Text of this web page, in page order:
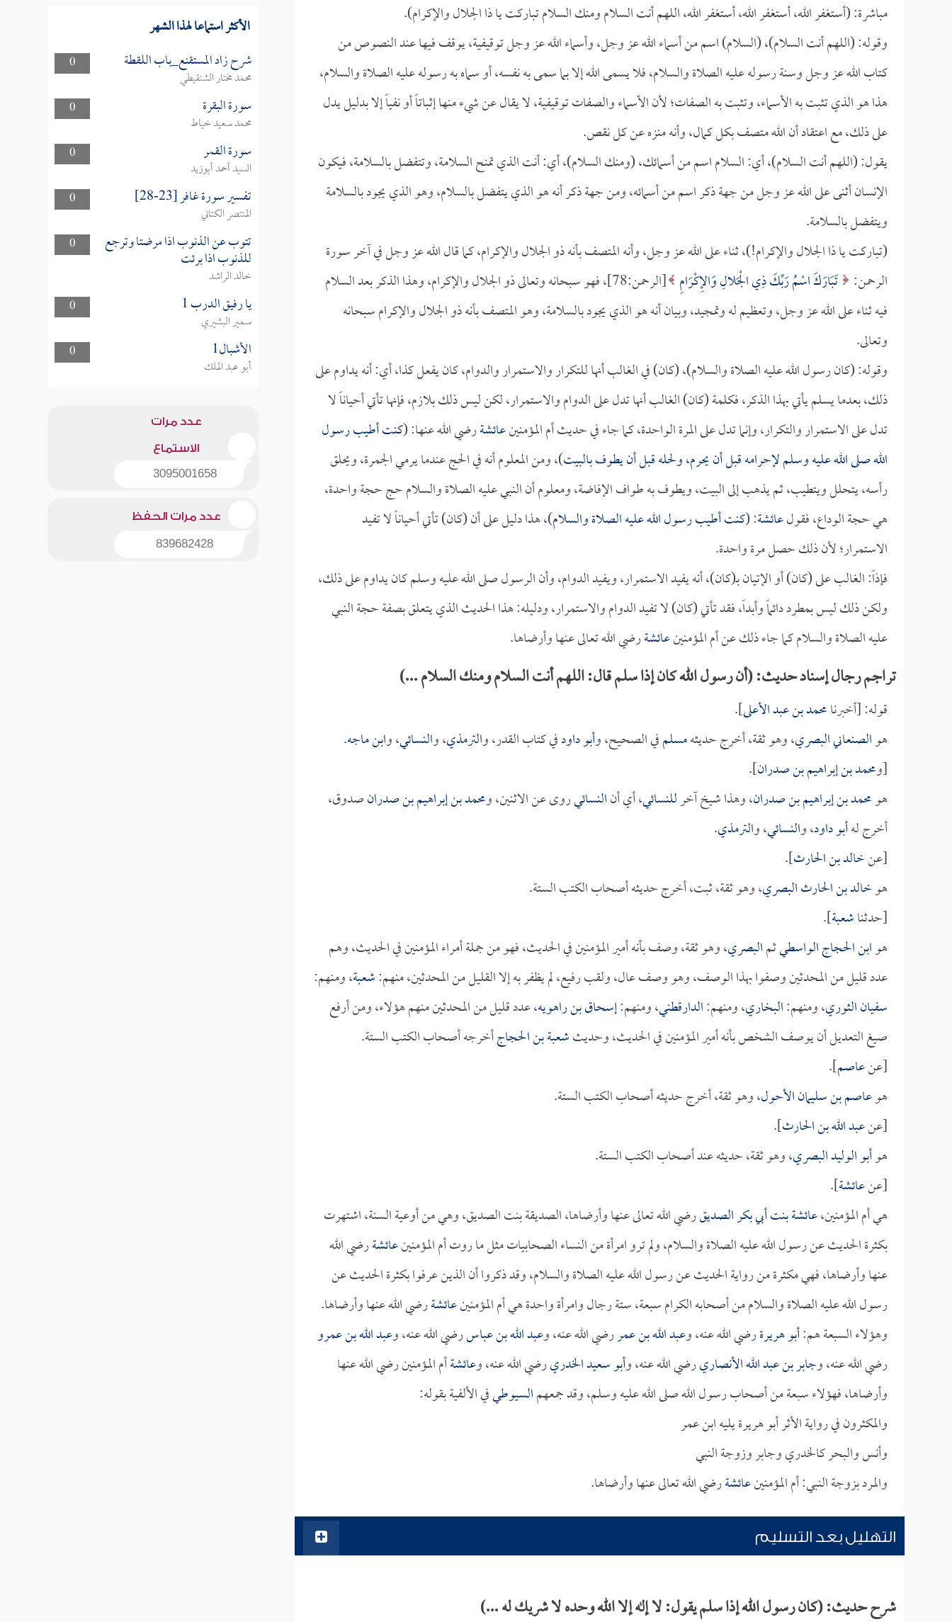
مباشرة: (أستغفر الله، أستغفر الله، أستغفر الله، اللهم أنت السلام ومنك السلام تباركت يا ذا الجلال والإكرام).
وقوله: (اللهم أنت السلام)، (السلام) اسم من أسماء الله عز وجل، وأسماء الله عز وجل توقيفية، يوقف فيها عند النصوص من
كتاب الله عز وجل وسنة رسوله عليه الصلاة والسلام، فلا يسمى الله إلا بما سمى به نفسه، أو سماه به رسوله عليه الصلاة والسلام،
هذا هو الذي تثبت به الأسماء، وتثبت به الصفات؛ لأن الأسماء والصفات توقيفية، لا يقال عن شيء منها إثباتاً أو نفياً إلا بدليل يدل
على ذلك، مع اعتقاد أن الله متصف بكل كمال، وأنه منزه عن كل نقص.
يقول: (اللهم أنت السلام)، أي: السلام اسم من أسمائك، (ومنك السلام)، أي: أنت الذي تمنح السلامة، وتتفضل بالسلامة، فيكون
الإنسان أثنى على الله عز وجل من جهة ذكر اسم من أسمائه، ومن جهة ذكر أنه هو الذي يتفضل بالسلام، وهو الذي يجود بالسلامة
ويتفضل بالسلامة.
(تباركت يا ذا الجلال والإكرام!)، ثناء على الله عز وجل، وأنه المتصف بأنه ذو الجلال والإكرام، كما قال الله عز وجل في آخر سورة
الرحمن: تَبَارَكَ اسْمُ رَبِّكَ ذِي الْجَلالِ وَالإِكْرَامِ
[الرحمن:78]، فهو سبحانه وتعالى ذو الجلال والإكرام، وهذا الذكر بعد السلام
فيه ثناء على الله عز وجل، وتعظيم له وتمجيد، وبيان أنه هو الذي يجود بالسلامة، وهو المتصف بأنه ذو الجلال والإكرام سبحانه
وتعالى.
وقوله: (كان رسول الله عليه الصلاة والسلام)، (كان) في الغالب أنها للتكرار والاستمرار والدوام، كان يفعل كذا، أي: أنه يداوم على
ذلك، بعدما يسلم يأتي بهذا الذكر، فكلمة (كان) الغالب أنها تدل على الدوام والاستمرار، لكن ليس ذلك بلازم، فإنها تأتي أحياناً لا
تدل على الاستمرار والتكرار، وإنما تدل على المرة الواحدة، كما جاء في حديث أم المؤمنينعائشةرضي الله عنها: (كنت أطيب رسول
الله صلى الله عليه وسلم لإحرامه قبل أن يحرم، ولحله قبل أن يطوف بالبيت)، ومن المعلوم أنه في الحج عندما يرمي الجمرة، ويحلق
رأسه، يتحلل ويتطيب، ثم يذهب إلى البيت، ويطوف به طواف الإفاضة، ومعلوم أن النبي عليه الصلاة والسلام حج حجة واحدة،
هي حجة الوداع، فقولعائشة: (كنت أطيب رسول الله عليه الصلاة والسلام)، هذا دليل على أن (كان) تأتي أحياناً لا تفيد
الاستمرار؛ لأن ذلك حصل مرة واحدة.
فإذاً: الغالب على (كان) أو الإتيان بـ(كان)، أنه يفيد الاستمرار، ويفيد الدوام، وأن الرسول صلى الله عليه وسلم كان يداوم على ذلك،
ولكن ذلك ليس بمطرد دائماً وأبداً، فقد تأتي (كان) لا تفيد الدوام والاستمرار، ودليله: هذا الحديث الذي يتعلق بصفة حجة النبي
عليه الصلاة والسلام كما جاء ذلك عن أم المؤمنينعائشةرضي الله تعالى عنها وأرضاها.
تراجم رجال إسناد حديث: (أن رسول الله كان إذا سلم قال: اللهم أنت السلام ومنك السلام ...)
قوله: [أخبرنامحمد بن عبد الأعلى].
هوالصنعاني البصري، وهو ثقة، أخرج حديثهمسلمفي الصحيح، وأبو داودفي كتاب القدر، والترمذي، والنسائي، وابن ماجه.
[ومحمد بن إبراهيم بن صدران].
هومحمد بن إبراهيم بن صدران، وهذا شيخ آخرللنسائي، أي أنالنسائيروى عن الاثنين، ومحمد بن إبراهيم بن صدرانصدوق،
أخرج لهأبو داود، والنسائي، والترمذي.
[عنخالد بن الحارث].
هوخالد بن الحارث البصري، وهو ثقة، ثبت، أخرج حديثه أصحاب الكتب الستة.
[حدثناشعبة].
هوابن الحجاج الواسطيثمالبصري، وهو ثقة، وصف بأنه أمير المؤمنين في الحديث، فهو من جملة أمراء المؤمنين في الحديث، وهم
عدد قليل من المحدثين وصفوا بهذا الوصف، وهو وصف عال، ولقب رفيع، لم يظفر به إلا القليل من المحدثين، منهم:شعبة، ومنهم:
سفيان الثوري، ومنهم:البخاري، ومنهم:الدارقطني، ومنهم:إسحاق بن راهويه، عدد قليل من المحدثين منهم هؤلاء، ومن أرفع
صيغ التعديل أن يوصف الشخص بأنه أمير المؤمنين في الحديث، وحديثشعبة بن الحجاجأخرجه أصحاب الكتب الستة.
[عنعاصم].
هوعاصم بن سليمان الأحول، وهو ثقة، أخرج حديثه أصحاب الكتب الستة.
[عنعبد الله بن الحارث].
هوأبو الوليد البصري، وهو ثقة، حديثه عند أصحاب الكتب الستة.
[عنعائشة].
هي أم المؤمنين،عائشة بنت أبي بكر الصديقرضي الله تعالى عنها وأرضاها، الصديقة بنت الصديق، وهي من أوعية السنة، اشتهرت
بكثرة الحديث عن رسول الله عليه الصلاة والسلام، ولم ترو امرأة من النساء الصحابيات مثل ما روت أم المؤمنينعائشةرضي الله
عنها وأرضاها، فهي مكثرة من رواية الحديث عن رسول الله عليه الصلاة والسلام، وقد ذكروا أن الذين عرفوا بكثرة الحديث عن
رسول الله عليه الصلاة والسلام من أصحابه الكرام سبعة، ستة رجال وامرأة واحدة هي أم المؤمنينعائشةرضي الله عنها وأرضاها.
وهؤلاء السبعة هم:أبو هريرةرضي الله عنه، وعبد الله بن عمررضي الله عنه، وعبد الله بن عباسرضي الله عنه، وعبد الله بن عمرو
رضي الله عنه، وجابر بن عبد الله الأنصاريرضي الله عنه، وأبو سعيد الخدريرضي الله عنه، وعائشةأم المؤمنين رضي الله عنها
وأرضاها، فهؤلاء سبعة من أصحاب رسول الله صلى الله عليه وسلم، وقد جمعهمالسيوطيفي الألفية بقوله:
والمكثرون في رواية الأثر أبو هريرة يليه ابن عمر
وأنس والبحر كالخدري وجابر وزوجة النبي
والمرد بزوجة النبي: أم المؤمنينعائشةرضي الله تعالى عنها وأرضاها.
التهليل بعد التسليم
شرح حديث: (كان رسول الله إذا سلم يقول: لا إله إلا الله وحده لا شريك له ...)
الأكثر استماعا لهذا الشهر
0 شرح زاد المستقنع_باب اللقطة
محمد مختار الشنقيطي
0
سورة البقرة
محمد سعيد خياط
0
سورة القمر
السيد أحمد أبوزيد
0
تفسير سورة غافر [23-28]
المنتصر الكتاني
0
تتوب عن الذنوب اذا مرضتا وترجع
للذنوب اذا برئت
خالد الراشد
0
يا رفيق الدرب 1
سمير البشيري
0
الأشبال1
أبو عبد الملك
عدد مرات
الاستماع
3095001658
عدد مرات الحفظ
839682428